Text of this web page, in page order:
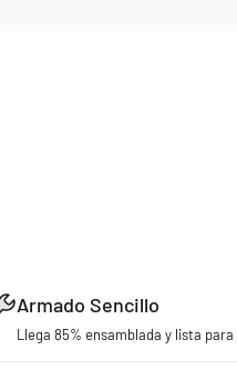
Armado Sencillo
Llega 85% ensamblada y lista